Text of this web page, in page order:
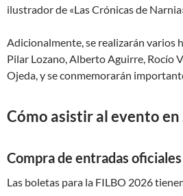
ilustrador de «Las Crónicas de
Adicionalmente, se realizarán varios
Pilar Lozano, Alberto Aguirre, Rocío
Ojeda, y se conmemorarán
Cómo asistir al evento en
Compra de entradas
Las boletas para la FILBO 2026